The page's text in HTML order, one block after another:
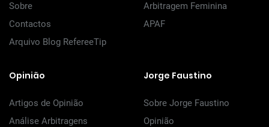
Sobre
Contactos
Arquivo Blog RefereeTip
Arbitragem Feminina
APAF
Opinião
Artigos de Opinião
Análise Arbitragens
Jorge Faustino
Sobre Jorge Faustino
Opinião